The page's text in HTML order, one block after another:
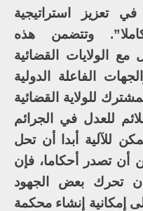
تعزيز استراتيجية
وتتضمن هذه
مع الولايات القضائية
الفاعلة الدولية
للولاية القضائية
ﻟﻠﻌﺪﻝ في الجرائم
للآلية أبدا أن تحل
أن تصدر أحكاما، فإن
تحرك بعض الجهود
إمكانية إنشاء محكمة